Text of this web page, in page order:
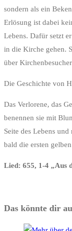
sondern als ein
Erlösung ist dabei
Lebens. Dafür setzt
in die Kirche gehen.
über
Die Geschichte von
Das Verlorene, das
benennen sie mit
Seite des Lebens
bald die ersten
Lied: 655, 1-4 „Aus
Das könnte dir